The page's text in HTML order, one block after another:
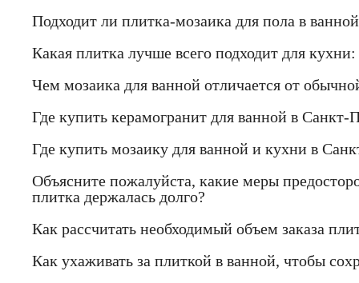
Подходит ли плитка-мозаика для пола в
Какая плитка лучше всего подходит для
Чем мозаика для ванной отличается от
Где купить керамогранит для ванной в Санкт-
Где купить мозаику для ванной и кухни в
Объясните пожалуйста, какие меры
плитка держалась долго?
Как рассчитать необходимый объем заказа
Как ухаживать за плиткой в ванной, чтобы